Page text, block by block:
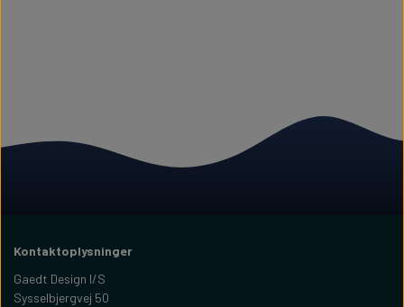
Kontaktoplysninger
Gaedt Design I/S
Sysselbjergvej 50